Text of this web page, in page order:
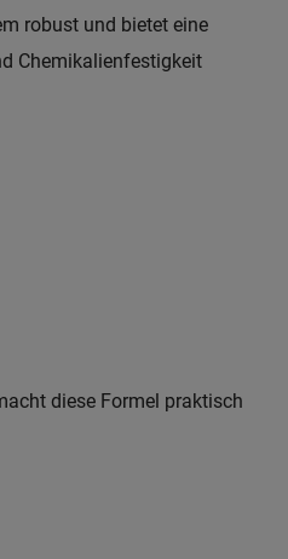
robust und bietet eine
Chemikalienfestigkeit
diese Formel praktisch